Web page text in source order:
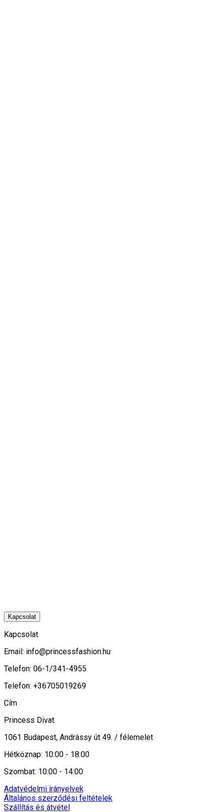
Kapcsolat
Kapcsolat
Email: info@princessfashion.hu
Telefon: 06-1/341-4955
Telefon: +36705019269
Cím
Princess Divat
1061 Budapest, Andrássy út 49. / félemelet
Hétköznap: 10:00 - 18:00
Szombat: 10:00 - 14:00
Adatvédelmi irányelvek
Általános szerződési feltételek
Szállítás és átvétel